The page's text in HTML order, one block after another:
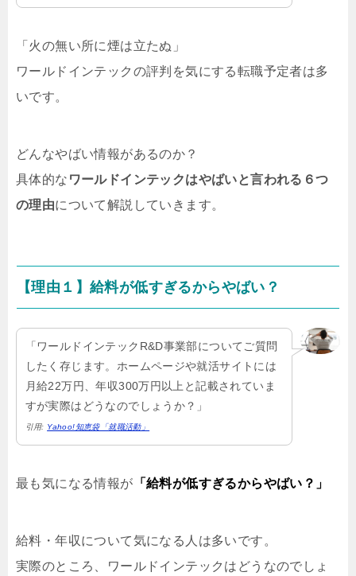
「火の無い所に煙は立たぬ」
ワールドインテックの評判を気にする転職予定者は多
いです。
どんなやばい情報があるのか？
具体的な ワールドインテックはやばいと言われる６つ
の理由について解説していきます。
【理由１】給料が低すぎるからやばい？
「ワールドインテックR&D事業部についてご質問
したく存じます。ホームページや就活サイトには
月給22万円、年収300万円以上と記載されていま
すが実際はどうなのでしょうか？」
引用: Yahoo!知恵袋「就職活動」
最も気になる情報が 「給料が低すぎるからやばい？」
給料・年収について気になる人は多いです。
実際のところ、ワールドインテックはどうなのでしょ